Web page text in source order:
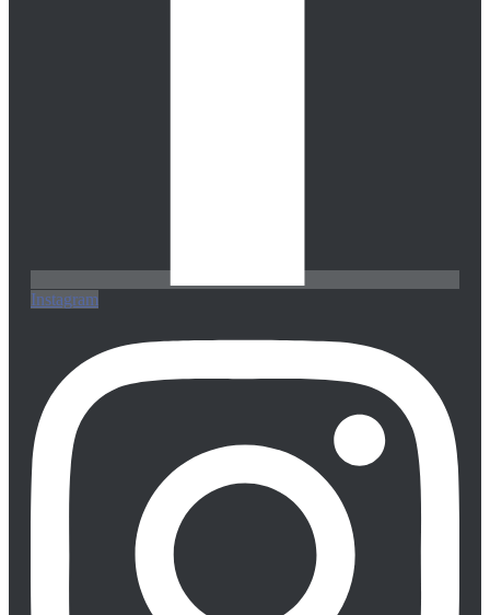
Instagram